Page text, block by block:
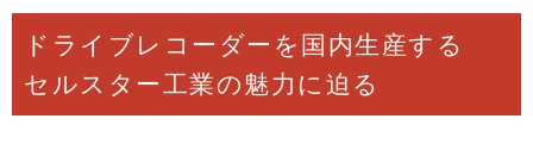
ドライブレコーダーを国内生産する
セルスター工業の魅力に迫る